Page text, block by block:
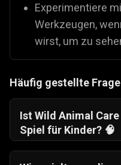
Experimentiere
Werkzeugen,
wirst, um zu
Häufig gestellte
Ist Wild Animal
Spiel für Kinder? 🧠
Spiel, das Fürsorge